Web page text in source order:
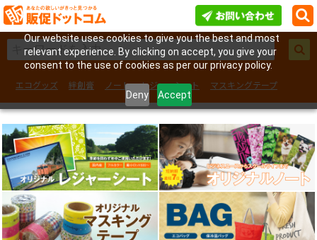
Our website uses cookies to give you the best and most
relevant experience. By clicking on accept, you give your
consent to the use of cookies as per our privacy policy.
Deny Accept
エコグッズ 絆創膏 ノート レジャーシート
マスキングテープ
フェイスシール